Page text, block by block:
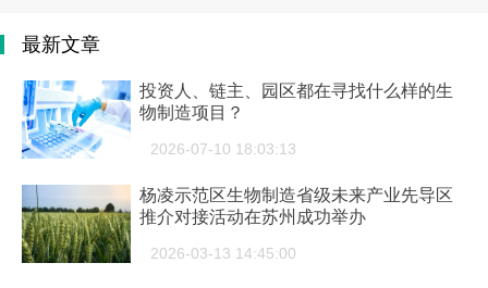
最新文章
投资人、链主、园区都在寻找什么样的生
物制造项目？
2026-07-10 18:03:13
杨凌示范区生物制造省级未来产业先导区
推介对接活动在苏州成功举办
2026-03-13 14:45:00